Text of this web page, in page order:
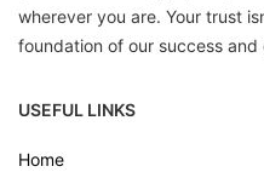
wherever you are. Your trust
foundation of our success and
USEFUL LINKS
Home